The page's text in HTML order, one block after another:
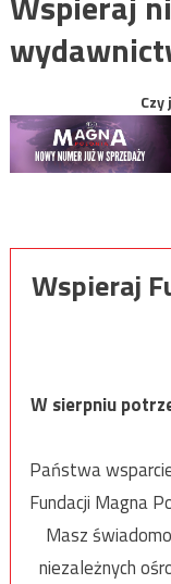
Wspieraj
W sierpniu
Państwa
Fundacji Magna
Masz
niezależnych